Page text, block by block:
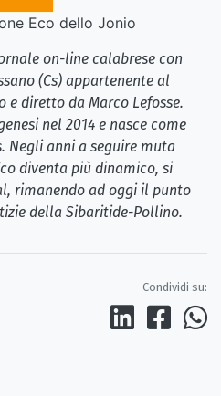
Eco dello Jonio
on-line calabrese con
(Cs) appartenente al
e diretto da Marco Lefosse.
nel 2014 e nasce come
Negli anni a seguire muta
diventa più dinamico, si
rimanendo ad oggi il punto
della Sibaritide-Pollino.
Condividi su: